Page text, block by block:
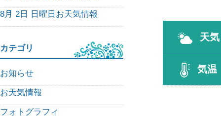
8月 2日 日曜日お天気情報
カテゴリ
お知らせ
お天気情報
フォトグラフィ
天気
気温